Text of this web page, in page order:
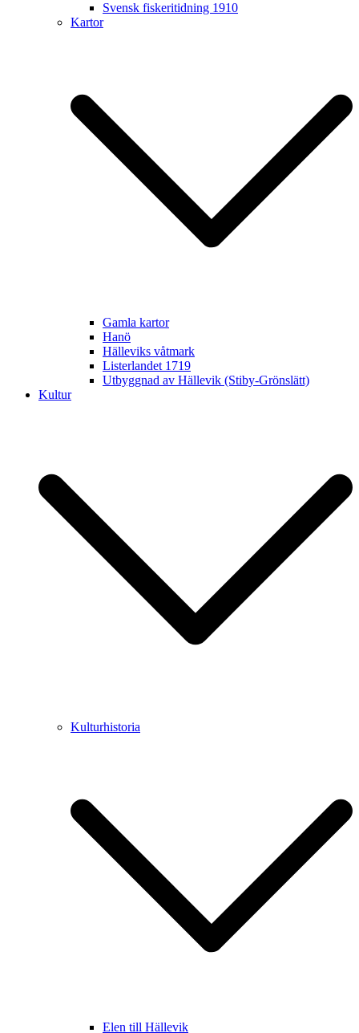
Svensk fiskeritidning 1910
Kartor
Gamla kartor
Hanö
Hälleviks våtmark
Listerlandet 1719
Utbyggnad av Hällevik (Stiby-Grönslätt)
Kultur
Kulturhistoria
Elen till Hällevik